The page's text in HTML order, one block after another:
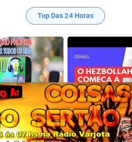
Top Das 24 Horas
Rádio Varjota: ((( Escute AQUI ))) | Conheça a Nossa Programação